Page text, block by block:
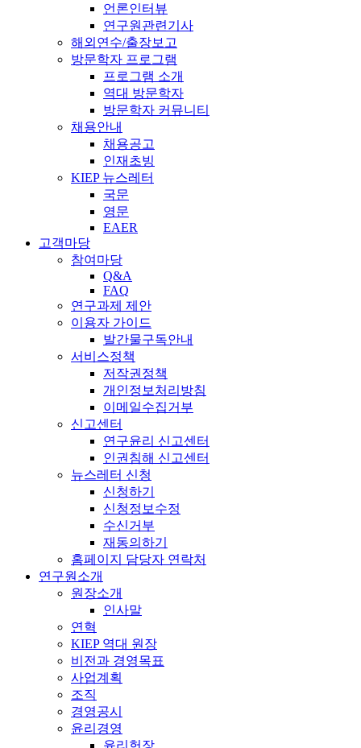
언론인터뷰
연구원관련기사
해외연수/출장보고
방문학자 프로그램
프로그램 소개
역대 방문학자
방문학자 커뮤니티
채용안내
채용공고
인재초빙
KIEP 뉴스레터
국문
영문
EAER
고객마당
참여마당
Q&A
FAQ
연구과제 제안
이용자 가이드
발간물구독안내
서비스정책
저작권정책
개인정보처리방침
이메일수집거부
신고센터
연구윤리 신고센터
인권침해 신고센터
뉴스레터 신청
신청하기
신청정보수정
수신거부
재동의하기
홈페이지 담당자 연락처
연구원소개
원장소개
인사말
연혁
KIEP 역대 원장
비전과 경영목표
사업계획
조직
경영공시
윤리경영
윤리헌장